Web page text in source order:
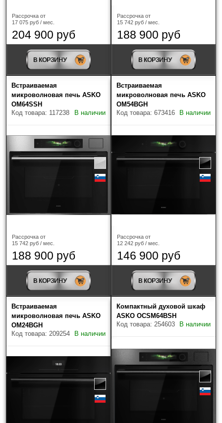
Рассрочка от
17 075 руб / мес.
204 900 руб
В КОРЗИНУ
Рассрочка от
15 742 руб / мес.
188 900 руб
В КОРЗИНУ
Встраиваемая
микроволновая печь ASKO
OM64SSH
Код товара: 117238
В наличии
Рассрочка от
15 742 руб / мес.
188 900 руб
В КОРЗИНУ
Встраиваемая
микроволновая печь ASKO
OM54BGH
Код товара: 673416
В наличии
Рассрочка от
12 242 руб / мес.
146 900 руб
В КОРЗИНУ
Встраиваемая
микроволновая печь ASKO
OM24BGH
Код товара: 209254
В наличии
Компактный духовой шкаф
ASKO OCSM64BSH
Код товара: 254603
В наличии